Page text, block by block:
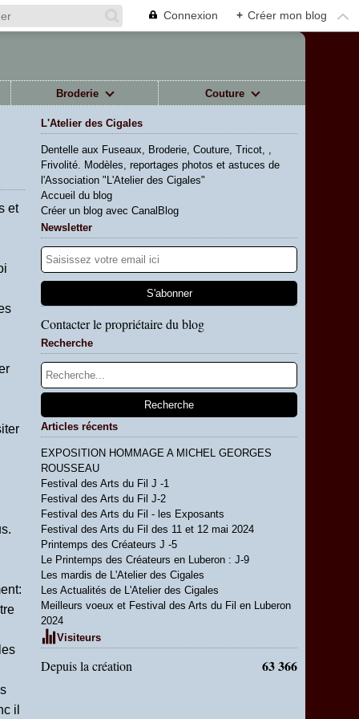
Connexion + Créer mon blog
Broderie Couture
et
il
L'Atelier des Cigales
Dentelle aux Fuseaux, Broderie, Couture, Tricot, ,
Frivolité. Modèles, reportages photos et astuces de
l'Association "L'Atelier des Cigales"
Accueil du blog
Créer un blog avec CanalBlog
Newsletter
Contacter le propriétaire du blog
Recherche
Articles récents
EXPOSITION HOMMAGE A MICHEL GEORGES
ROUSSEAU
Festival des Arts du Fil J -1
Festival des Arts du Fil J-2
Festival des Arts du Fil - les Exposants
Festival des Arts du Fil des 11 et 12 mai 2024
Printemps des Créateurs J -5
Le Printemps des Créateurs en Luberon : J-9
Les mardis de L'Atelier des Cigales
Les Actualités de L'Atelier des Cigales
Meilleurs voeux et Festival des Arts du Fil en Luberon
2024
Visiteurs
Depuis la création 63 366